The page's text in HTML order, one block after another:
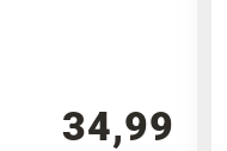
34,99